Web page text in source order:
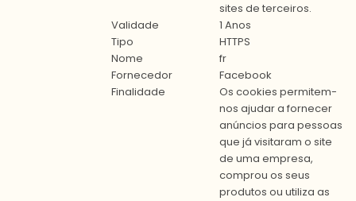
sites de terceiros.
Validade
1 Anos
Tipo
HTTPS
Nome
fr
Fornecedor
Facebook
Finalidade
Os cookies permitem-
nos ajudar a fornecer
anúncios para pessoas
que já visitaram o site
de uma empresa,
comprou os seus
produtos ou utiliza as